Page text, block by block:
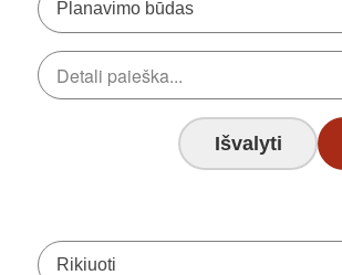
Planavimo būdas
Išvalyti
Rikiuoti